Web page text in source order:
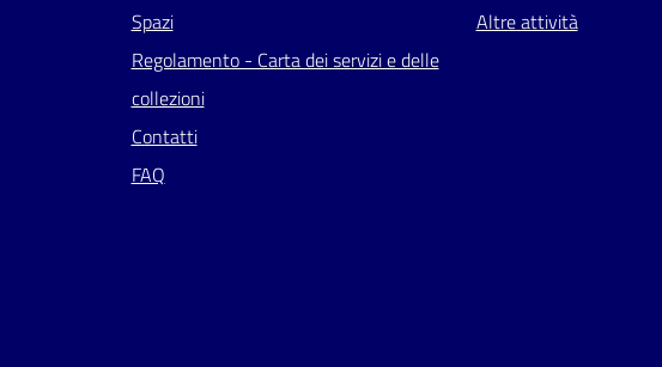
Spazi
Regolamento - Carta dei servizi e delle
collezioni
Contatti
FAQ
Altre attività